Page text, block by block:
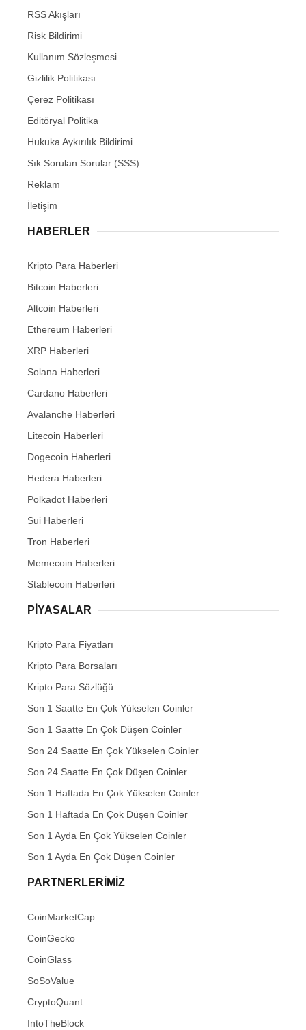
RSS Akışları
Risk Bildirimi
Kullanım Sözleşmesi
Gizlilik Politikası
Çerez Politikası
Editöryal Politika
Hukuka Aykırılık Bildirimi
Sık Sorulan Sorular (SSS)
Reklam
İletişim
HABERLER
Kripto Para Haberleri
Bitcoin Haberleri
Altcoin Haberleri
Ethereum Haberleri
XRP Haberleri
Solana Haberleri
Cardano Haberleri
Avalanche Haberleri
Litecoin Haberleri
Dogecoin Haberleri
Hedera Haberleri
Polkadot Haberleri
Sui Haberleri
Tron Haberleri
Memecoin Haberleri
Stablecoin Haberleri
PIYASALAR
Kripto Para Fiyatları
Kripto Para Borsaları
Kripto Para Sözlüğü
Son 1 Saatte En Çok Yükselen Coinler
Son 1 Saatte En Çok Düşen Coinler
Son 24 Saatte En Çok Yükselen Coinler
Son 24 Saatte En Çok Düşen Coinler
Son 1 Haftada En Çok Yükselen Coinler
Son 1 Haftada En Çok Düşen Coinler
Son 1 Ayda En Çok Yükselen Coinler
Son 1 Ayda En Çok Düşen Coinler
PARTNERLERIMIZ
CoinMarketCap
CoinGecko
CoinGlass
SoSoValue
CryptoQuant
IntoTheBlock